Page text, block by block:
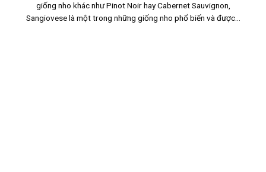
giống nho khác như Pinot Noir hay Cabernet Sauvignon,
Sangiovese là một trong những giống nho phổ biến và được...